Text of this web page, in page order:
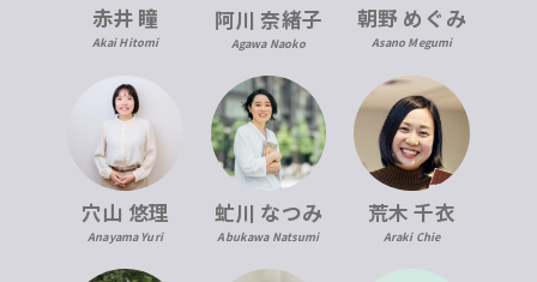
赤井 瞳
Akai Hitomi
阿川 奈緒子
Agawa Naoko
朝野 めぐみ
Asano Megumi
穴山 悠理
Anayama Yuri
虻川 なつみ
Abukawa Natsumi
荒木 千衣
Araki Chie